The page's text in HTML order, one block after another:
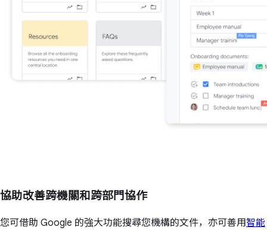
協助改善跨機關和跨部門協作
您可借助 Google 的強大功能搜尋您機構的文件，亦可善用智能